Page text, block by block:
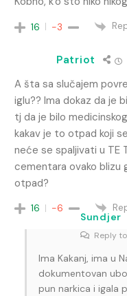
16 -3
Patriot
A šta sa slučajem
iglu?? Ima dokaz da je
tj da je bilo
kakav je to otpad koji
neće se spaljivati u TE
cementara ovako blizu
otpad?
16 -6
Sundjer
Reply to
Ima Kakanj, ima u
dokumentovan
pun narkica i igala